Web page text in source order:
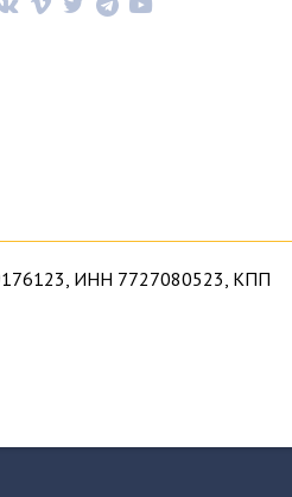
ИНН 7727080523, КПП
ищет в Москве церковь для себя